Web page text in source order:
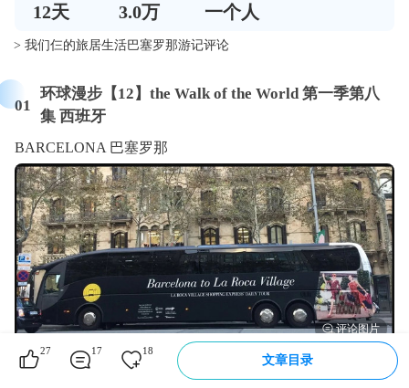
12天 3.0万 一个人
> 我们仨的旅居生活巴塞罗那游记评论
01
环球漫步【12】the Walk of the World 第一季第八
集 西班牙
BARCELONA 巴塞罗那
于我而言，西班牙只有巴塞罗那； 巴塞罗那 的高迪是这个
27 17 18
文章目录